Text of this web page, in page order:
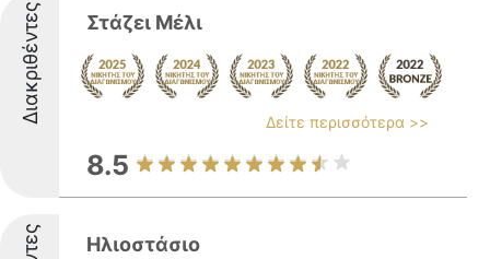
Διακριθέντες Στάζει Μέλι
Δείτε περισσότερα >>
8.5
Ηλιοστάσιο